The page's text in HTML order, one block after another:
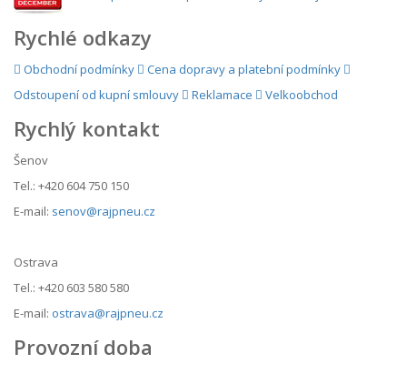
Rychlé odkazy
Obchodní podmínky
Cena dopravy a platební podmínky
Odstoupení od kupní smlouvy
Reklamace Velkoobchod
Rychlý kontakt
Šenov
Tel.: +420 604 750 150
E-mail: senov@rajpneu.cz
Ostrava
Tel.: +420 603 580 580
E-mail: ostrava@rajpneu.cz
Provozní doba